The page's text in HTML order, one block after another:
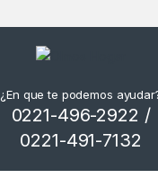
¿En que te podemos
0221-496-2922 /
0221-491-7132